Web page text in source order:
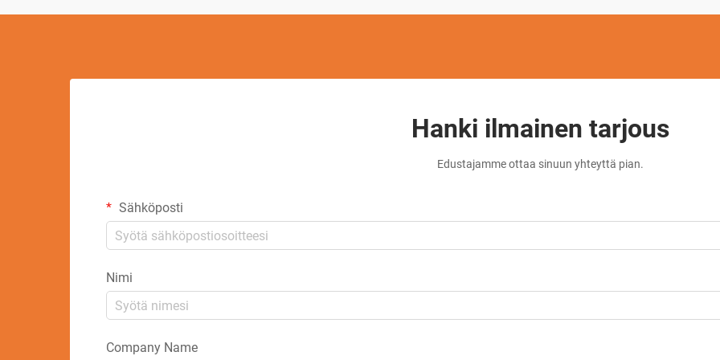
Hanki ilmainen tarjous
Edustajamme ottaa sinuun yhteyttä pian.
Sähköposti
Nimi
Company Name